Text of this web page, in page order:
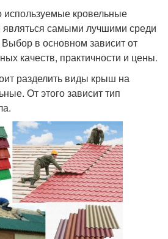
кровельные
являться самыми лучшими среди
в основном зависит от
качеств, практичности и цены.
разделить виды крыш на
От этого зависит тип